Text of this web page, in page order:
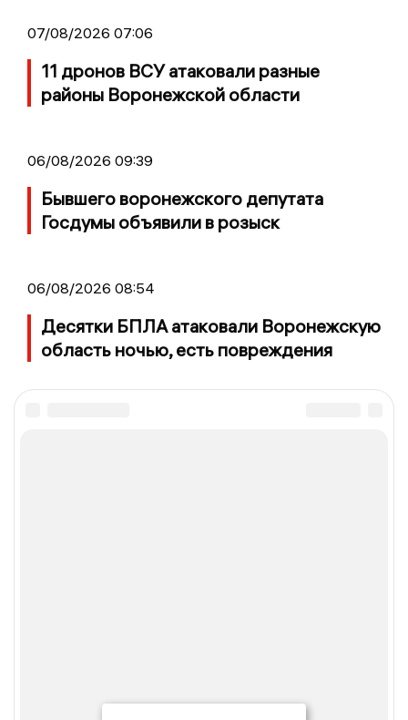
07/08/2026 07:06
11 дронов ВСУ атаковали разные
районы Воронежской области
06/08/2026 09:39
Бывшего воронежского депутата
Госдумы объявили в розыск
06/08/2026 08:54
Десятки БПЛА атаковали Воронежскую
область ночью, есть повреждения